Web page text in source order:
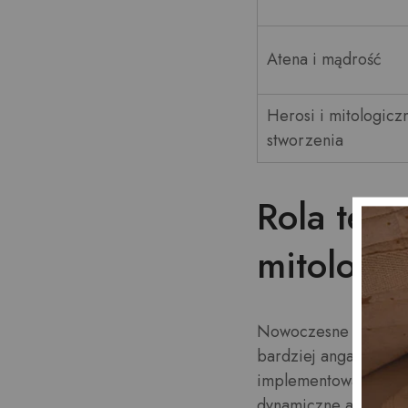
Atena i mądrość
Herosi i
stworzenia
Rola
Nowoczesne
bardziej
implementować